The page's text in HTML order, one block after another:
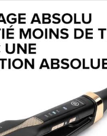
sur toute la
la mèche.
Infrared&Ion -
du fer à lisser
pénétration de
tout en
cheveux. À